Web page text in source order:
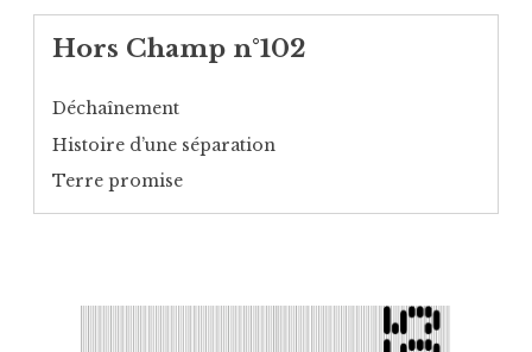
Hors Champ n°102
Déchaînement
Histoire d’une séparation
Terre promise